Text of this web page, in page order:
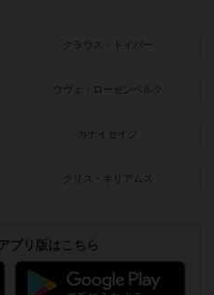
クラウス・トイバー
ウヴェ・ローゼンベルク
カナイセイジ
クリス・キリアムス
プリ版はこちら